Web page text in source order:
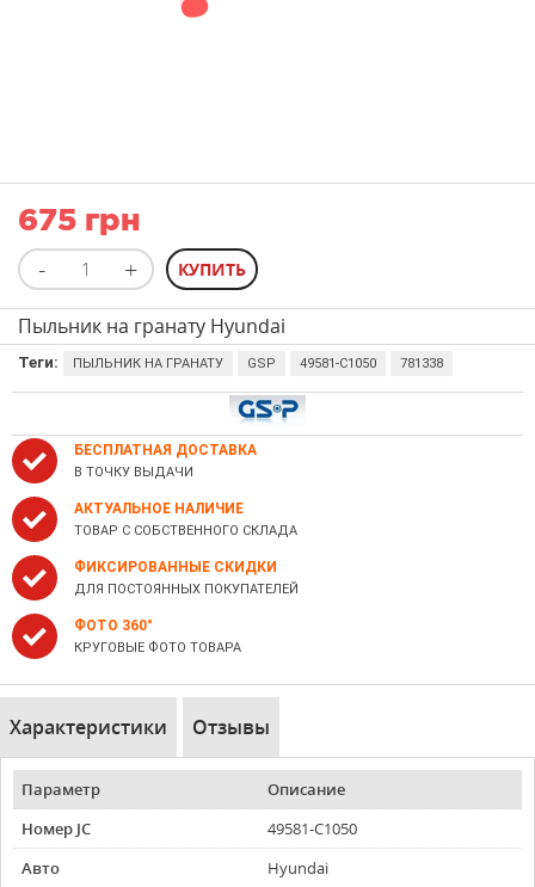
675 грн
Пыльник на гранату Hyundai
Теги: ПЫЛЬНИК НА ГРАНАТУ GSP 49581-C1050 781338
БЕСПЛАТНАЯ ДОСТАВКА
В ТОЧКУ ВЫДАЧИ
АКТУАЛЬНОЕ НАЛИЧИЕ
ТОВАР С СОБСТВЕННОГО СКЛАДА
ФИКСИРОВАННЫЕ СКИДКИ
ДЛЯ ПОСТОЯННЫХ ПОКУПАТЕЛЕЙ
ФОТО 360°
КРУГОВЫЕ ФОТО ТОВАРА
Характеристики Отзывы
Параметр
Описание
Номер JC
49581-C1050
Авто
Hyundai